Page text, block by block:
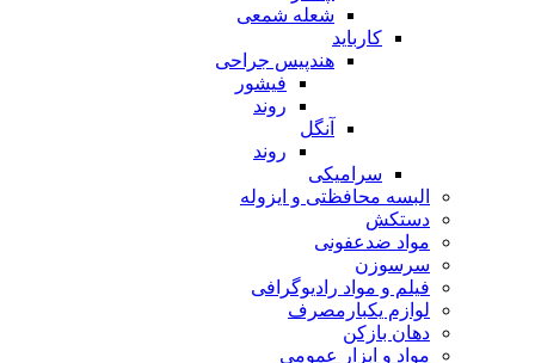
شعله شمعی
کارباید
هندپیس جراحی
فیشور
روند
آنگل
روند
سرامیکی
البسه محافظتی و ایزوله
دستکش
مواد ضدعفونی
سرسوزن
فیلم و مواد رادیوگرافی
لوازم یکبارمصرف
دهان بازکن
مواد و ابزار عمومی